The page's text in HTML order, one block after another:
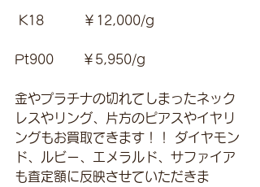
K18　　　￥12,000/g
Pt900       ￥5,950/g
金やプラチナの切れてしまったネック
レスやリング、片方のピアスやイヤリ
ングもお買取できます！！ ダイヤモン
ド、ルビー、エメラルド、サファイア
も査定額に反映させていただきま